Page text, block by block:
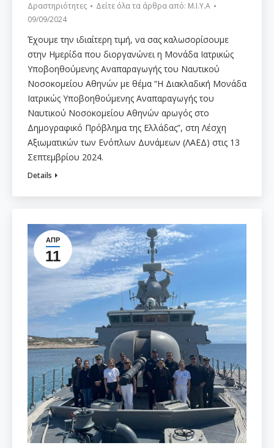
Δραστηριότητες Δείτε όλα τα άρθρα από: Μ.Ι.Υ.Α
09/09/2024
Έχουμε την ιδιαίτερη τιμή, να σας καλωσορίσουμε
στην Ημερίδα που διοργανώνει η Μονάδα Ιατρικώς
Υποβοηθούμενης Αναπαραγωγής του Ναυτικού
Νοσοκομείου Αθηνών με θέμα “Η Διακλαδική Μονάδα
Ιατρικώς Υποβοηθούμενης Αναπαραγωγής του
Ναυτικού Νοσοκομείου Αθηνών αρωγός στο
Δημογραφικό Πρόβλημα της Ελλάδας”, στη Λέσχη
Αξιωματικών των Ενόπλων Δυνάμεων (ΛΑΕΔ) στις 13
Σεπτεμβρίου 2024.
Details
ΑΠΡ
11